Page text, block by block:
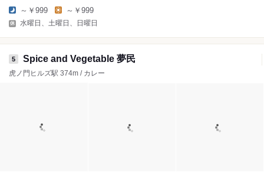
～￥999 ～￥999
水曜日、土曜日、日曜日
5 Spice and Vegetable 夢民
虎ノ門ヒルズ駅 374m / カレー